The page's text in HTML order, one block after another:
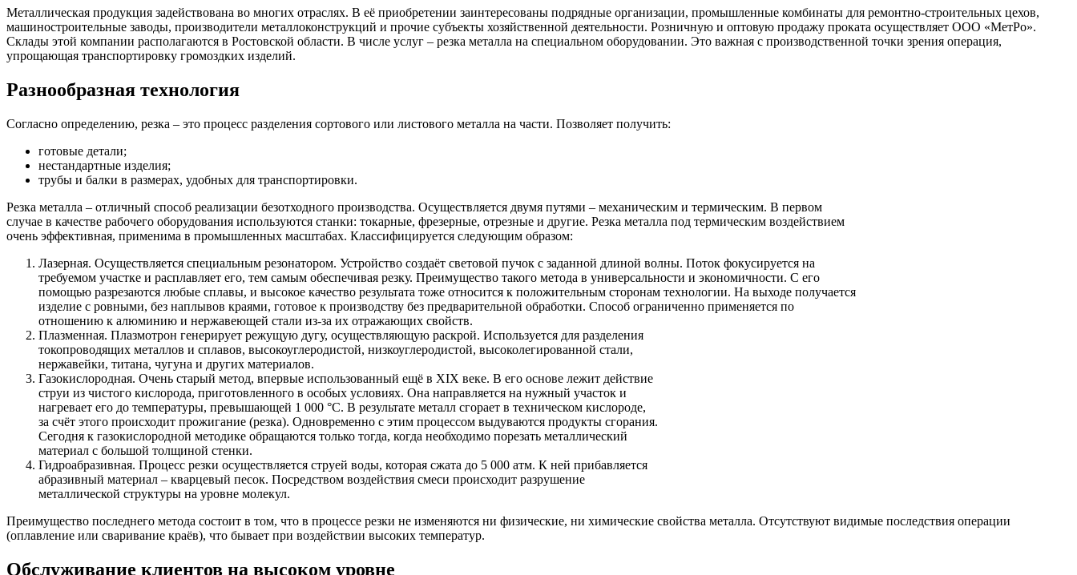
Металлическая продукция задействована во многих отраслях. В её приобретении заинтересованы подрядные организации, промышленные комбинаты для ремонтно-строительных цехов,
машиностроительные заводы, производители металлоконструкций и прочие субъекты хозяйственной деятельности. Розничную и оптовую продажу проката осуществляет ООО «МетРо».
Склады этой компании располагаются в Ростовской области. В числе услуг – резка металла на специальном оборудовании. Это важная с производственной точки зрения операция,
упрощающая транспортировку громоздких изделий.
Разнообразная технология
Согласно определению, резка – это процесс разделения сортового или листового металла на части. Позволяет получить:
готовые детали;
нестандартные изделия;
трубы и балки в размерах, удобных для транспортировки.
Резка металла – отличный способ реализации безотходного производства. Осуществляется двумя путями – механическим и термическим. В первом
случае в качестве рабочего оборудования используются станки: токарные, фрезерные, отрезные и другие. Резка металла под термическим воздействием
очень эффективная, применима в промышленных масштабах. Классифицируется следующим образом:
Лазерная. Осуществляется специальным резонатором. Устройство создаёт световой пучок с заданной длиной волны. Поток фокусируется на
требуемом участке и расплавляет его, тем самым обеспечивая резку. Преимущество такого метода в универсальности и экономичности. С его
помощью разрезаются любые сплавы, и высокое качество результата тоже относится к положительным сторонам технологии. На выходе получается
изделие с ровными, без наплывов краями, готовое к производству без предварительной обработки. Способ ограниченно применяется по
отношению к алюминию и нержавеющей стали из-за их отражающих свойств.
Плазменная. Плазмотрон генерирует режущую дугу, осуществляющую раскрой. Используется для разделения
токопроводящих металлов и сплавов, высокоуглеродистой, низкоуглеродистой, высоколегированной стали,
нержавейки, титана, чугуна и других материалов.
Газокислородная. Очень старый метод, впервые использованный ещё в XIX веке. В его основе лежит действие
струи из чистого кислорода, приготовленного в особых условиях. Она направляется на нужный участок и
нагревает его до температуры, превышающей 1 000 °C. В результате металл сгорает в техническом кислороде,
за счёт этого происходит прожигание (резка). Одновременно с этим процессом выдуваются продукты сгорания.
Сегодня к газокислородной методике обращаются только тогда, когда необходимо порезать металлический
материал с большой толщиной стенки.
Гидроабразивная. Процесс резки осуществляется струей воды, которая сжата до 5 000 атм. К ней прибавляется
абразивный материал – кварцевый песок. Посредством воздействия смеси происходит разрушение
металлической структуры на уровне молекул.
Преимущество последнего метода состоит в том, что в процессе резки не изменяются ни физические, ни химические свойства металла. Отсутствуют видимые последствия операции
(оплавление или сваривание краёв), что бывает при воздействии высоких температур.
Обслуживание клиентов на высоком уровне